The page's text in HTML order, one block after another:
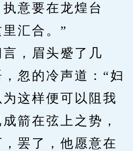
意要在龙煌台
汇合。”
，眉头蹙了几
忽的冷声道：“妇
这样便可以阻我
箭在弦上之势，
罢了，他愿意在